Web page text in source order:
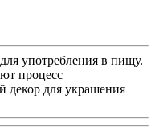
употребления в пищу.
процесс
декор для украшения